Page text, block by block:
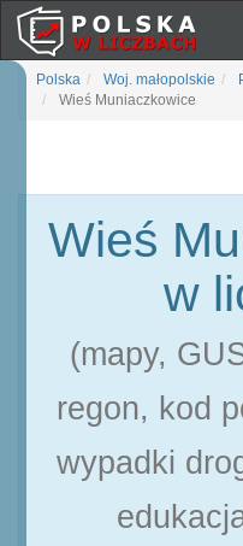
Polska Woj. małopolskie
Wieś Muniaczkowice
Wieś
w
(mapy,
regon, kod
wypadki